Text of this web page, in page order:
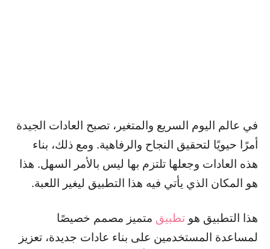
في عالم اليوم السريع والمتغير، تصبح العادات الجيدة
أمرًا حيويًا لتحقيق النجاح والرفاهية. ومع ذلك، بناء
هذه العادات وجعلها تلتزم بها ليس بالأمر السهل. هذا
هو المكان الذي يأتي فيه هذا التطبيق ليغير اللعبة.
هذا التطبيق هو تطبيق متميز مصمم خصيصًا
لمساعدة المستخدمين على بناء عادات جديدة، تعزيز